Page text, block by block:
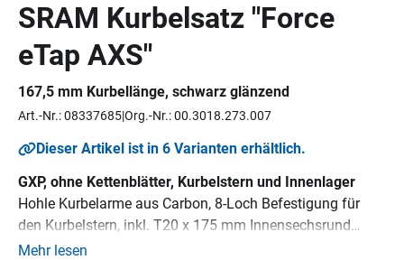
SRAM Kurbelsatz "Force
eTap AXS"
167,5 mm Kurbellänge, schwarz glänzend
Art.-Nr.: 08337685Org.-Nr.: 00.3018.273.007
Dieser Artikel ist in 6 Varianten erhältlich.
GXP, ohne Kettenblätter, Kurbelstern und Innenlager
Hohle Kurbelarme aus Carbon, 8-Loch Befestigung für
den Kurbelstern, inkl. T20 x 175 mm Innensechsrund
Biteinsatz
Mehr lesen